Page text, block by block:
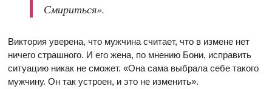
Смириться».
Виктория уверена, что мужчина считает, что в измене нет
ничего страшного. И его жена, по мнению Бони, исправить
ситуацию никак не сможет. «Она сама выбрала себе такого
мужчину. Он так устроен, и это не изменить».